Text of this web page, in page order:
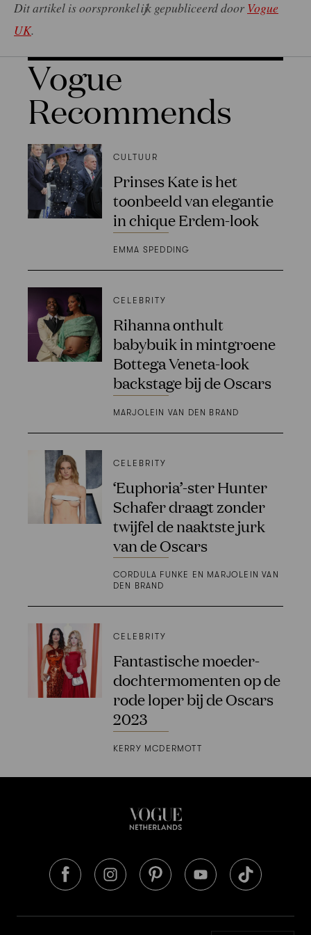
Dit artikel is oorspronkelijk gepubliceerd door Vogue
UK.
Vogue
Recommends
CULTUUR
Prinses Kate is het
toonbeeld van elegantie
in chique Erdem-look
EMMA SPEDDING
CELEBRITY
Rihanna onthult
babybuik in mintgroene
Bottega Veneta-look
backstage bij de Oscars
MARJOLEIN VAN DEN BRAND
CELEBRITY
‘Euphoria’-ster Hunter
Schafer draagt zonder
twijfel de naaktste jurk
van de Oscars
CORDULA FUNKE EN MARJOLEIN VAN
DEN BRAND
CELEBRITY
Fantastische moeder-
dochtermomenten op de
rode loper bij de Oscars
2023
KERRY MCDERMOTT